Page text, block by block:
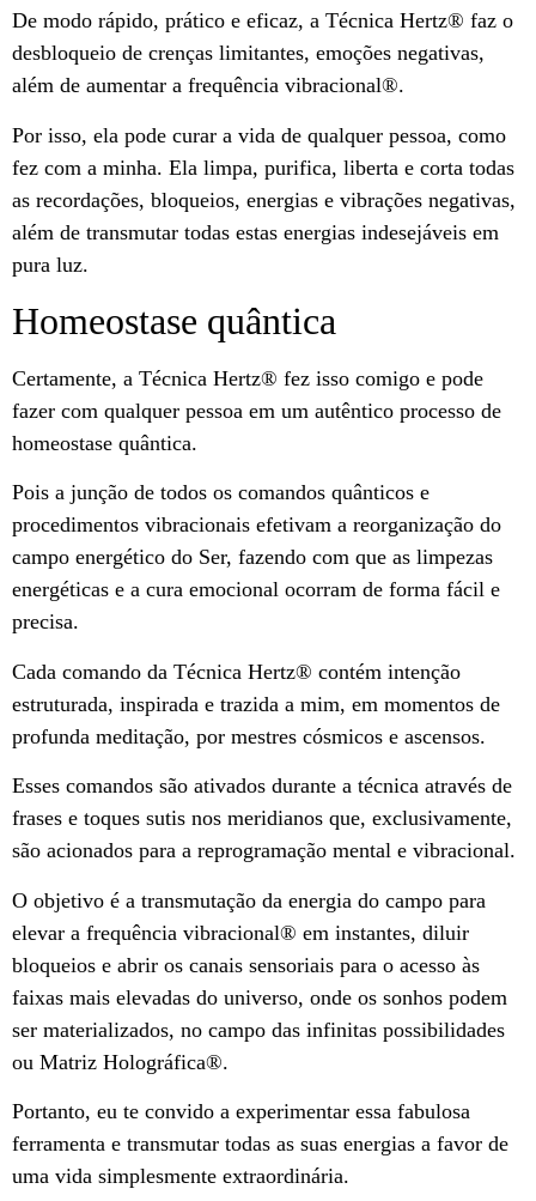
De modo rápido, prático e eficaz, a Técnica Hertz®️ faz o
desbloqueio de crenças limitantes, emoções negativas,
além de aumentar a frequência vibracional®️.
Por isso, ela pode curar a vida de qualquer pessoa, como
fez com a minha. Ela limpa, purifica, liberta e corta todas
as recordações, bloqueios, energias e vibrações negativas,
além de transmutar todas estas energias indesejáveis em
pura luz.
Homeostase quântica
Certamente, a Técnica Hertz®️ fez isso comigo e pode
fazer com qualquer pessoa em um autêntico processo de
homeostase quântica.
Pois a junção de todos os comandos quânticos e
procedimentos vibracionais efetivam a reorganização do
campo energético do Ser, fazendo com que as limpezas
energéticas e a cura emocional ocorram de forma fácil e
precisa.
Cada comando da Técnica Hertz®️ contém intenção
estruturada, inspirada e trazida a mim, em momentos de
profunda meditação, por mestres cósmicos e ascensos.
Esses comandos são ativados durante a técnica através de
frases e toques sutis nos meridianos que, exclusivamente,
são acionados para a reprogramação mental e vibracional.
O objetivo é a transmutação da energia do campo para
elevar a frequência vibracional®️ em instantes, diluir
bloqueios e abrir os canais sensoriais para o acesso às
faixas mais elevadas do universo, onde os sonhos podem
ser materializados, no campo das infinitas possibilidades
ou Matriz Holográfica®️.
Portanto, eu te convido a experimentar essa fabulosa
ferramenta e transmutar todas as suas energias a favor de
uma vida simplesmente extraordinária.